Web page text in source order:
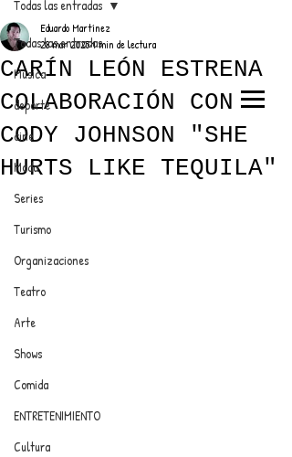
ANUNCIATE CON NOSOTROS
PARA MÁS INFORMACIÓN:
dinamicaseltrendytop@gmail.com
EL TRENDY TOP
CON EDDY MARTINEZ
Todas las entradas
Música
deporte
cine
Moda
Series
Turismo
Organizaciones
Teatro
Arte
Shows
Comida
ENTRETENIMIENTO
Cultura
Todas las entradas
CARÍN LEÓN ESTRENA
COLABORACIÓN CON
CODY JOHNSON "SHE
HURTS LIKE TEQUILA"
Eduardo Martínez
28 mar 20251 min de lectura